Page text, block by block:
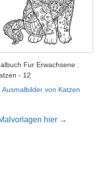
Fur Erwachsene :
- 12
Ausmalbilder von Katzen
hier →